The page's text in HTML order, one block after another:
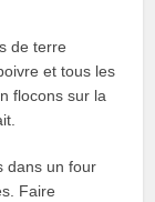
de terre
et tous les
flocons sur la
dans un four
Faire